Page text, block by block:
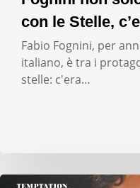
con le Stelle,
Fabio Fognini, per
italiano, è tra i
stelle: c'era…